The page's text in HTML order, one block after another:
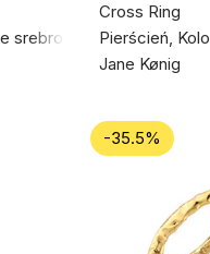
srebro próby 925
Cross Ring
Pierścień,
Jane Kønig
-35.5%